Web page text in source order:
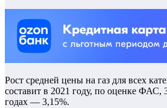
Рост средней цены на газ для всех
составит в 2021 году, по оценке ФАС,
годах — 3,15%.